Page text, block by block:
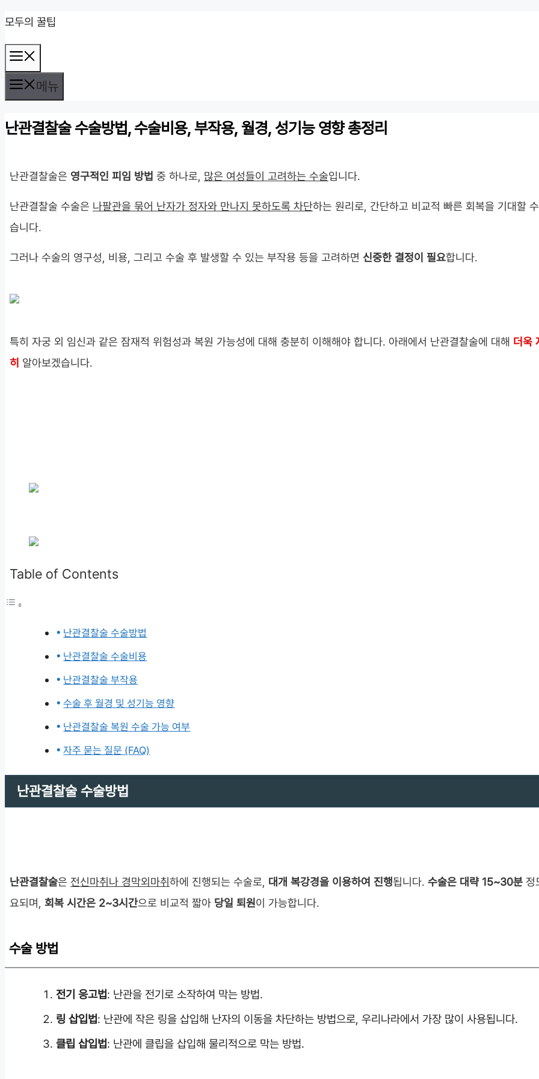
컨
텐
츠
로
너
기
모두의 꿀팁
뉴
메뉴
난관결찰술 수술방법, 수술비용, 부작용, 월경, 성기능 영향 총정리
난관결찰술은 영구적인 피임 방법 중 하나로, 많은 여성들이 고려하는 수술입니다.
난관결찰술 수술은 나팔관을 묶어 난자가 정자와 만나지 못하도록 차단하는 원리로, 간단하고 비교적 빠른 회복을 기대할
습니다.
그러나 수술의 영구성, 비용, 그리고 수술 후 발생할 수 있는 부작용 등을 고려하면 신중한 결정이 필요합니다.
특히 자궁 외 임신과 같은 잠재적 위험성과 복원 가능성에 대해 충분히 이해해야 합니다. 아래에서 난관결찰술에 대해 더욱
히 알아보겠습니다.
Table of Contents
난관결찰술 수술방법
난관결찰술 수술비용
난관결찰술 부작용
수술 후 월경 및 성기능 영향
난관결찰술 복원 수술 가능 여부
자주 묻는 질문 (FAQ)
난관결찰술 수술방법
난관결찰술은 전신마취나 경막외마취하에 진행되는 수술로, 대개 복강경을 이용하여 진행됩니다. 수술은 대략 15~30분 정
요되며, 회복 시간은 2~3시간으로 비교적 짧아 당일 퇴원이 가능합니다.
수술 방법
전기 응고법: 난관을 전기로 소작하여 막는 방법.
링 삽입법: 난관에 작은 링을 삽입해 난자의 이동을 차단하는 방법으로, 우리나라에서 가장 많이 사용됩니다.
클립 삽입법: 난관에 클립을 삽입해 물리적으로 막는 방법.